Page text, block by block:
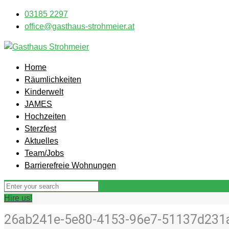
03185 2297
office@gasthaus-strohmeier.at
Home
Räumlichkeiten
Kinderwelt
JAMES
Hochzeiten
Sterzfest
Aktuelles
Team/Jobs
Barrierefreie Wohnungen
Hire us!
26ab241e-5e80-4153-96e7-